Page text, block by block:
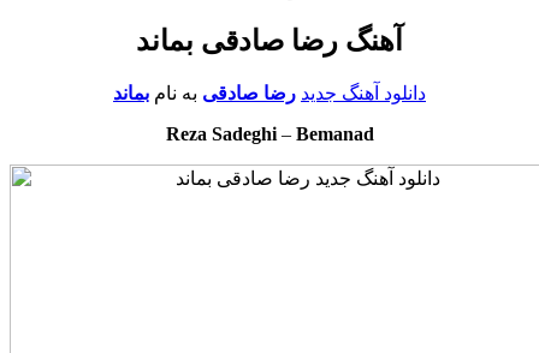
آهنگ رضا صادقی بماند
دانلود آهنگ جدید رضا صادقی به نام بماند
Reza Sadeghi– Bemanad